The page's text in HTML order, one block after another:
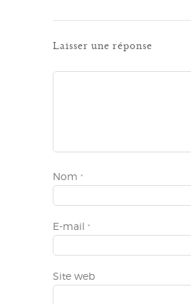
Laisser une réponse
Nom *
E-mail *
Site web